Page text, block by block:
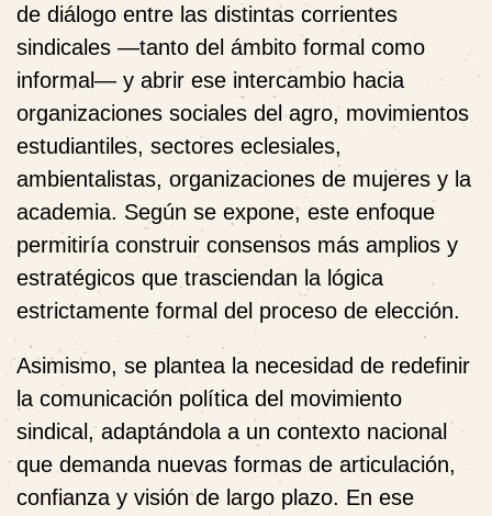
de diálogo entre las distintas corrientes
sindicales —tanto del ámbito formal como
informal— y abrir ese intercambio hacia
organizaciones sociales del agro, movimientos
estudiantiles, sectores eclesiales,
ambientalistas, organizaciones de mujeres y la
academia. Según se expone, este enfoque
permitiría construir consensos más amplios y
estratégicos que trasciendan la lógica
estrictamente formal del proceso de elección.
Asimismo, se plantea la necesidad de redefinir
la comunicación política del movimiento
sindical, adaptándola a un contexto nacional
que demanda nuevas formas de articulación,
confianza y visión de largo plazo. En ese